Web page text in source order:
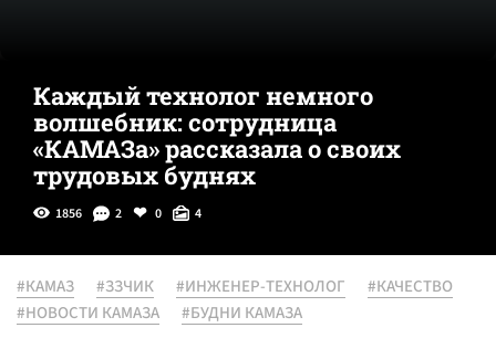
Каждый технолог немного
волшебник: сотрудница
«КАМАЗа» рассказала о своих
трудовых буднях
1856 2 0 4
#КАМАЗ #ЗЗЧИК #ИНЖЕНЕР-ТЕХНОЛОГ
#КАЧЕСТВО
#НОВОСТИ КАМАЗА
#БУДНИ КАМАЗА